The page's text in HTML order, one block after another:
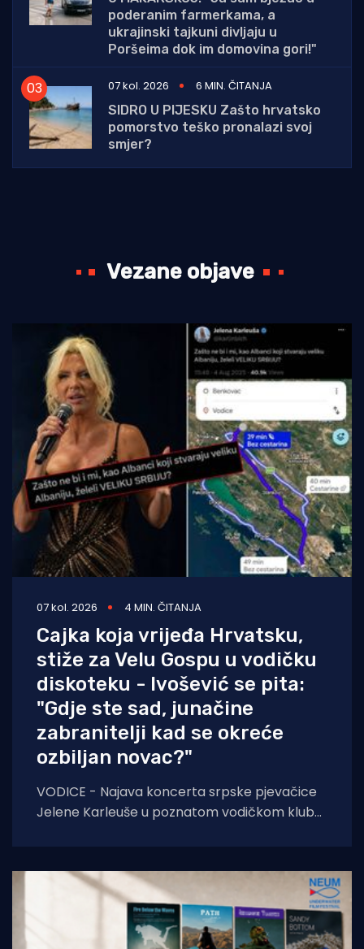
poderanim farmerkama, a
ukrajinski tajkuni divljaju u
Poršeima dok im domovina gori!"
07 kol. 2026
6 MIN. ČITANJA
SIDRO U PIJESKU Zašto hrvatsko
pomorstvo teško pronalazi svoj
smjer?
Vezane objave
07 kol. 2026 4 MIN. ČITANJA
Cajka koja vrijeđa Hrvatsku,
stiže za Velu Gospu u vodičku
diskoteku - Ivošević se pita:
"Gdje ste sad, junačine
zabranitelji kad se okreće
ozbiljan novac?"
VODICE - Najava koncerta srpske pjevačice
Jelene Karleuše u poznatom vodičkom klubu